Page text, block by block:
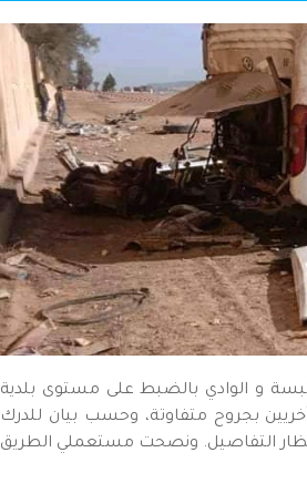
الوطني رقم 16 الرابط بين ولايتي تبسة و الوادي بالضبط على مستوى بلدية
الأبيض بالمكان المسمى دوار ذراع الزناد، عن وفاة ستة أشخاص، واصابة 25 آخريين بجروح متفاوتة، وحسب بيان للدرك
التفاصيل. ونصحت مستعملي الطريق